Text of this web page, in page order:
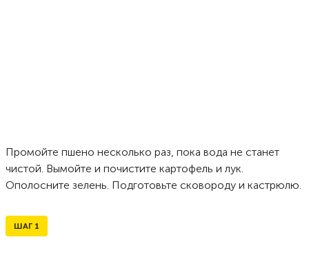
Промойте пшено несколько раз, пока вода не станет
чистой. Вымойте и почистите картофель и лук.
Ополосните зелень. Подготовьте сковороду и кастрюлю.
ШАГ 1